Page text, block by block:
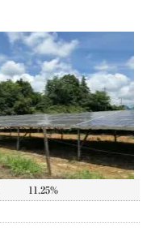
11.25%